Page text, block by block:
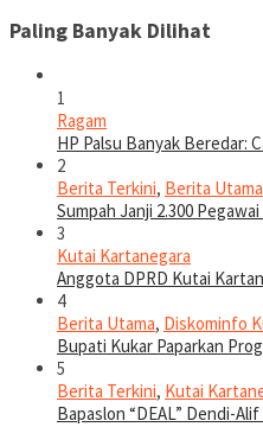
Paling Banyak Dilihat
1
Ragam
HP Palsu Banyak Beredar:
2
Berita Terkini, Berita Utama
Sumpah Janji 2.300
3
Kutai Kartanegara
Anggota DPRD Kutai
4
Berita Utama, Diskominfo
Bupati Kukar Paparkan
5
Berita Terkini, Kutai
Bapaslon “DEAL” Dendi-